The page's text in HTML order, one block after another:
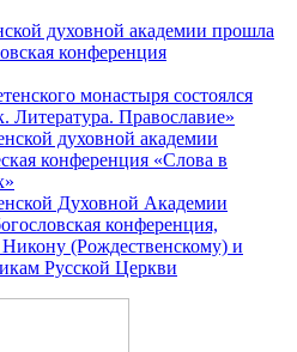
духовной академии прошла
конференция
монастыря состоялся
Литература. Православие»
духовной академии
конференция «Слова в
Духовной Академии
конференция,
(Рождественскому) и
Русской Церкви